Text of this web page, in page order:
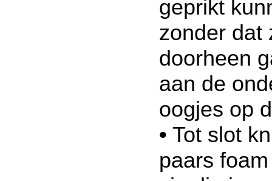
geprikt
zonder dat
doorheen
aan de
oogjes op
• Tot slot
paars